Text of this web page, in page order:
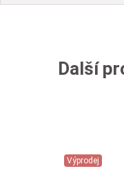
Další
Výprodej